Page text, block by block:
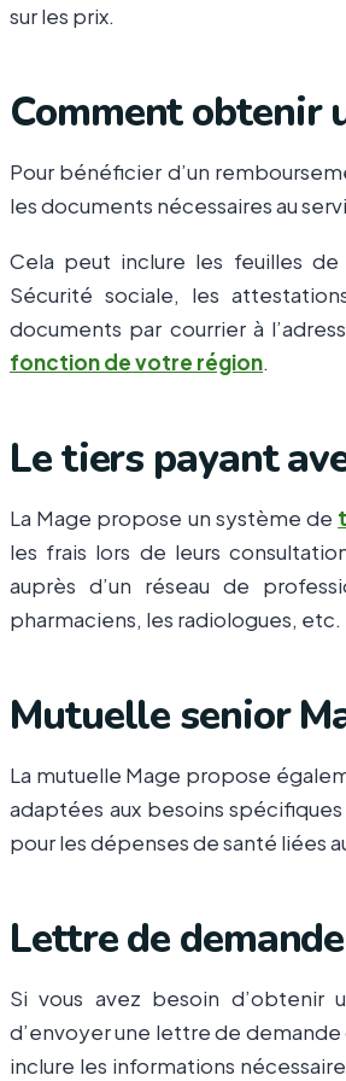
sur les prix.
Comment obtenir
Pour bénéficier d’un
les documents nécessaires au
Cela peut inclure les feuilles
Sécurité sociale, les
documents par courrier à
fonction de votre région.
Le tiers payant
La Mage propose un système de
les frais lors de leurs
auprès d’un réseau de
pharmaciens, les radiologues, etc.
Mutuelle senior
La mutuelle Mage propose
adaptées aux besoins
pour les dépenses de santé liées
Lettre de
Si vous avez besoin d’obtenir
d’envoyer une lettre de
inclure les informations